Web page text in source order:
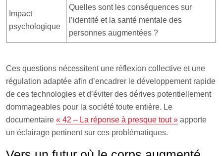
Impact
psychologique
Quelles sont les conséquences sur
l’identité et la santé mentale des
personnes augmentées ?
Ces questions nécessitent une réflexion collective et une
régulation adaptée afin d’encadrer le développement rapide
de ces technologies et d’éviter des dérives potentiellement
dommageables pour la société toute entière. Le
documentaire « 42 – La réponse à presque tout » apporte
un éclairage pertinent sur ces problématiques.